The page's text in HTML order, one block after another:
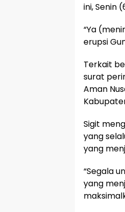
ini, Senin
“Ya
erupsi
Terkait
surat
Aman
Sigit
yang
yang
“Segala
yang